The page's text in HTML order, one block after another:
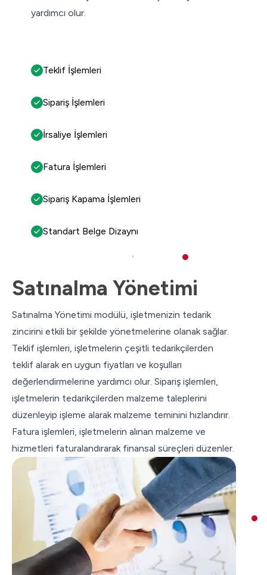
yardımcı olur.
Teklif İşlemleri
Sipariş İşlemleri
İrsaliye İşlemleri
Fatura İşlemleri
Sipariş Kapama İşlemleri
Standart Belge Dizaynı
Satınalma Yönetimi
Satınalma Yönetimi modülü, işletmenizin tedarik
zincirini etkili bir şekilde yönetmelerine olanak sağlar.
Teklif işlemleri, işletmelerin çeşitli tedarikçilerden
teklif alarak en uygun fiyatları ve koşulları
değerlendirmelerine yardımcı olur. Sipariş işlemleri,
işletmelerin tedarikçilerden malzeme taleplerini
düzenleyip işleme alarak malzeme teminini hızlandırır.
Fatura işlemleri, işletmelerin alınan malzeme ve
hizmetleri faturalandırarak finansal süreçleri düzenler.